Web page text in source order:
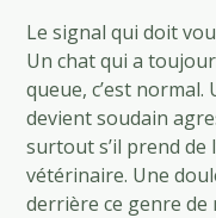
Le signal qui doit
Un chat qui a
queue, c’est
devient soudain
surtout s’il prend de
vétérinaire. Une
derrière ce genre de